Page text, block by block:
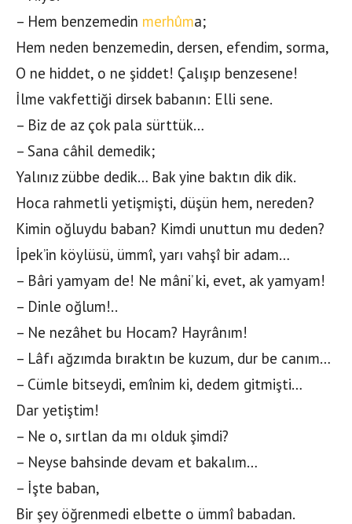
– Hem benzemedin merhûma;
Hem neden benzemedin, dersen, efendim, sorma,
O ne hiddet, o ne şiddet! Çalışıp benzesene!
İlme vakfettiği dirsek babanın: Elli sene.
– Biz de az çok pala sürttük…
– Sana câhil demedik;
Yalınız zübbe dedik… Bak yine baktın dik dik.
Hoca rahmetli yetişmişti, düşün hem, nereden?
Kimin oğluydu baban? Kimdi unuttun mu deden?
İpek’in köylüsü, ümmî, yarı vahşî bir adam…
– Bâri yamyam de! Ne mâni’ ki, evet, ak yamyam!
– Dinle oğlum!..
– Ne nezâhet bu Hocam? Hayrânım!
– Lâfı ağzımda bıraktın be kuzum, dur be canım…
– Cümle bitseydi, emînim ki, dedem gitmişti…
Dar yetiştim!
– Ne o, sırtlan da mı olduk şimdi?
– Neyse bahsinde devam et bakalım…
– İşte baban,
Bir şey öğrenmedi elbette o ümmî babadan.